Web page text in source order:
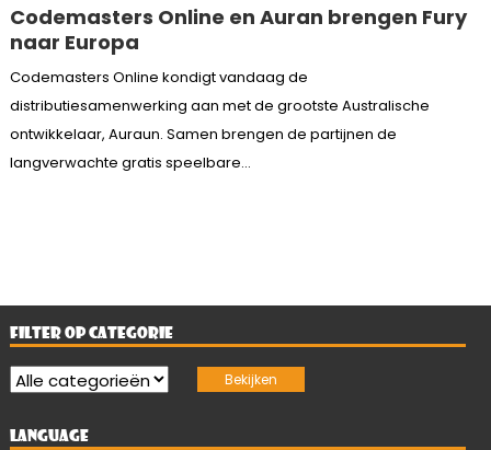
Codemasters Online en Auran brengen Fury
naar Europa
Codemasters Online kondigt vandaag de
distributiesamenwerking aan met de grootste Australische
ontwikkelaar, Auraun. Samen brengen de partijnen de
langverwachte gratis speelbare...
FILTER OP CATEGORIE
LANGUAGE